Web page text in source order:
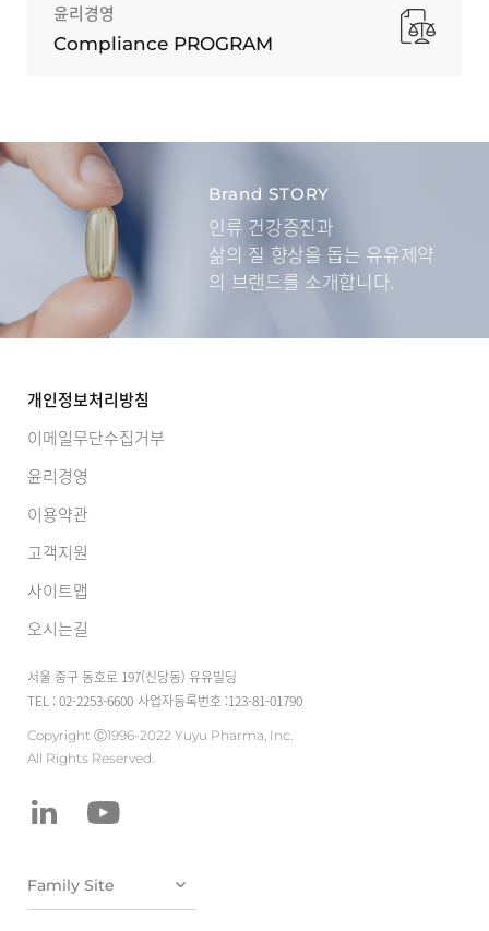
윤리경영
Compliance PROGRAM
Brand STORY
인류 건강증진과
삶의 질 향상을 돕는 유유제약
의 브랜드를 소개합니다.
개인정보처리방침
이메일무단수집거부
윤리경영
이용약관
고객지원
사이트맵
오시는길
서울 중구 동호로 197(신당동) 유유빌딩
TEL : 02-2253-6600 사업자등록번호 :123-81-01790
Copyright Ⓒ1996-2022 Yuyu Pharma, Inc.
All Rights Reserved.
유유테이진메디
케어